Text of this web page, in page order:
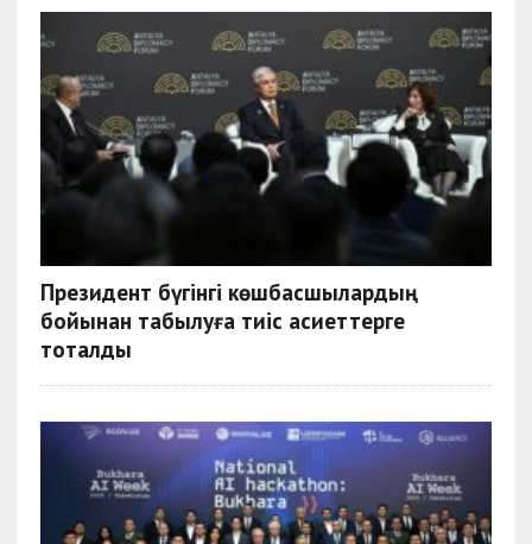
Президент бүгінгі көшбасшылардың
бойынан табылуға тиіс қасиеттерге
тоқталды